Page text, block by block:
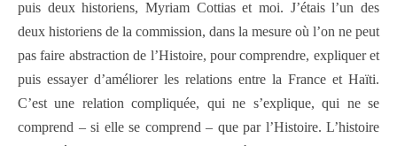
puis deux historiens, Myriam Cottias et moi. J’étais l’un des
deux historiens de la commission, dans la mesure où l’on ne peut
pas faire abstraction de l’Histoire, pour comprendre, expliquer et
puis essayer d’améliorer les relations entre la France et Haïti.
C’est une relation compliquée, qui ne s’explique, qui ne se
comprend – si elle se comprend – que par l’Histoire. L’histoire